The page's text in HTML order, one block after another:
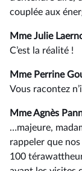
couplée aux
Mme Julie
C’est la réalité !
Mme Perrine
Vous racontez
Mme Agnès
…majeure,
rappeler que
100